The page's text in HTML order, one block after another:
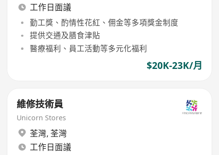
工作日面議
勤工獎、酌情性花紅、佣金等多項獎金制度
提供交通及膳食津貼
醫療福利、員工活動等多元化福利
$20K-23K/月
維修技術員
Unicorn Stores
荃灣, 荃灣
工作日面議